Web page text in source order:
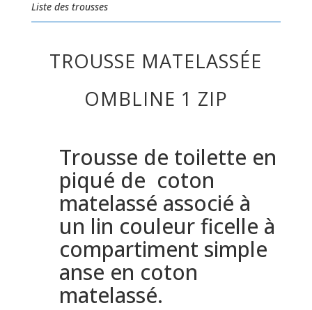
Liste des trousses
TROUSSE MATELASSÉE
OMBLINE 1 ZIP
Trousse de toilette en
piqué de coton
matelassé associé à
un lin couleur ficelle à
compartiment simple
anse en coton
matelassé.